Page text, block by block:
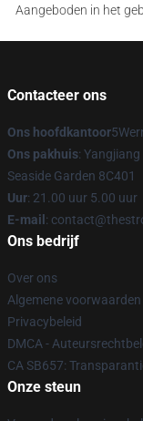
Aangeboden in het
Contacteer ons
Ons hoofdkantoor
Ons pakhuis:
Seaside Garden 8C401
Uur: 21.00 uur 5.00 uur
E-mail :
Ons bedrijf
Over ons
Algemene voorwaarden
Privacybeleid
DMCA -
CA SB657:
Onze steun